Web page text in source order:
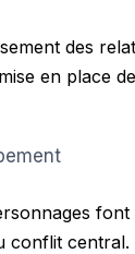
des
en place
font
conflit central.